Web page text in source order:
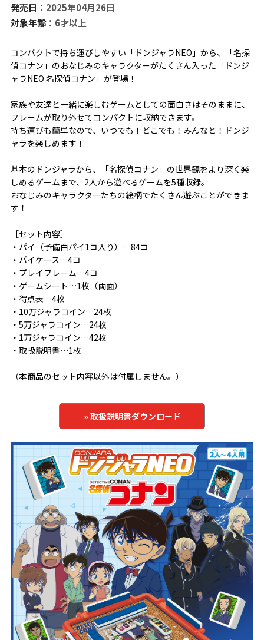
発売日 ：2025年04月26日
対象年齢：6才以上
コンパクトで持ち運びしやすい「ドンジャラNEO」から、「名探
偵コナン」のおなじみのキャラクターがたくさん入った「ドンジ
ャラNEO 名探偵コナン」が登場！
家族や友達と一緒に楽しむゲームとしての面白さはそのままに、
フレームが取り外せてコンパクトに収納できます。
持ち運びも簡単なので、いつでも！どこでも！みんなと！ドンジ
ャラを楽しめます！
基本のドンジャラから、「名探偵コナン」の世界観をより深く楽
しめるゲームまで、2人から遊べるゲームを5種収録。
おなじみのキャラクターたちの絵柄でたくさん遊ぶことができま
す！
［セット内容］
・パイ（予備白パイ1コ入り）…84コ
・パイケース…4コ
・プレイフレーム…4コ
・ゲームシート…1枚（両面）
・得点表…4枚
・10万ジャラコイン…24枚
・5万ジャラコイン…24枚
・1万ジャラコイン…42枚
・取扱説明書…1枚
（本商品のセット内容以外は付属しません。）
» 取扱説明書ダウンロード